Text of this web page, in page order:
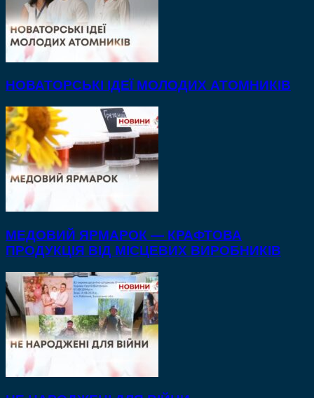
НОВАТОРСЬКІ ІДЕЇ МОЛОДИХ АТОМНИКІВ
МЕДОВИЙ ЯРМАРОК — КРАФТОВА
ПРОДУКЦІЯ ВІД МІСЦЕВИХ ВИРОБНИКІВ